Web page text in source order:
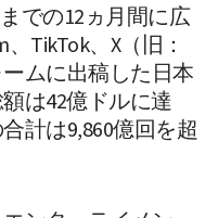
での12ヵ月間に広
TikTok、X（旧：
ムに出稿した日本
は42億ドルに達
計は9,860億回を超